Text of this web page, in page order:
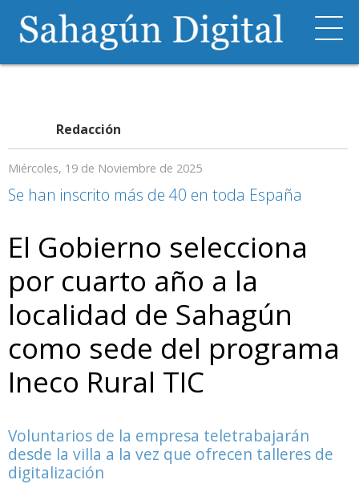
Redacción
Miércoles, 19 de Noviembre de 2025
Se han inscrito más de 40 en toda España
El Gobierno selecciona
por cuarto año a la
localidad de Sahagún
como sede del programa
Ineco Rural TIC
Voluntarios de la empresa teletrabajarán
desde la villa a la vez que ofrecen talleres de
digitalización